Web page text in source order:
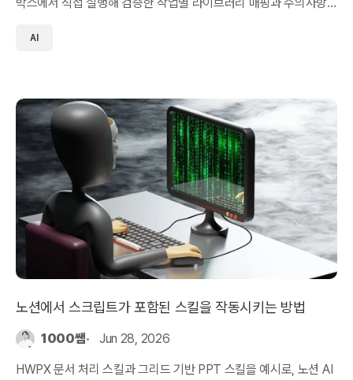
AI
노션에서 스크립트가 포함된 스킬을 작동시키는 방법
1000쌤 Jun 28, 2026
HWPX 문서 처리 스킬과 그리드 기반 PPT 스킬을 예시로, 노션 AI